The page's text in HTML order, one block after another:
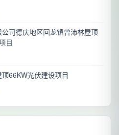
司德庆地区回龙镇曾沛林屋顶
目
66KW光伏建设项目